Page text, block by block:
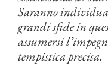
Saranno
grandi sfide in
assumersi
tempistica precisa.